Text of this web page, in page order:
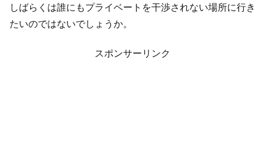
しばらくは誰にもプライベートを干渉されない場所に行き
たいのではないでしょうか。
スポンサーリンク